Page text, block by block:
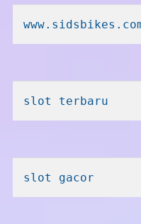
slot terbaru
slot gacor